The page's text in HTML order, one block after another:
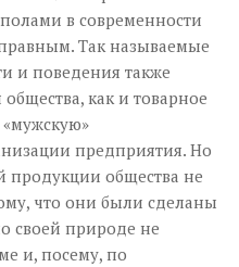
в современности
Так называемые
и поведения также
как и товарное
предприятия. Но
продукции общества не
что они были сделаны
своей природе не
и, посему, по